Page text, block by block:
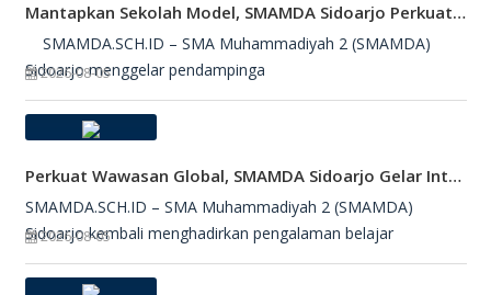
Mantapkan Sekolah Model, SMAMDA Sidoarjo Perkuat Pembelajaran Mendalam Dan KKA
SMAMDA.SCH.ID – SMA Muhammadiyah 2 (SMAMDA)
Sidoarjo menggelar pendampinga
2026-08-05
Perkuat Wawasan Global, SMAMDA Sidoarjo Gelar International Talk Show Bersama Mahasiswa Turki
SMAMDA.SCH.ID – SMA Muhammadiyah 2 (SMAMDA)
Sidoarjo kembali menghadirkan pengalaman belajar
2026-08-05